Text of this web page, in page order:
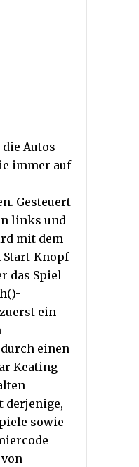
Autos
immer auf
Gesteuert
links und
mit dem
Knopf
das Spiel
ein
einen
Keating
derjenige,
sowie